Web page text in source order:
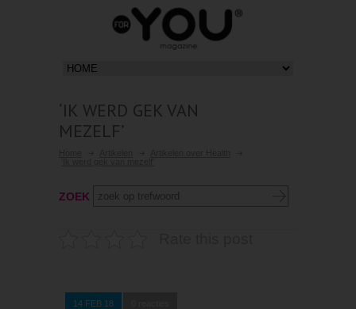
‘IK WERD GEK VAN
MEZELF’
ZOEK
14 FEB 18